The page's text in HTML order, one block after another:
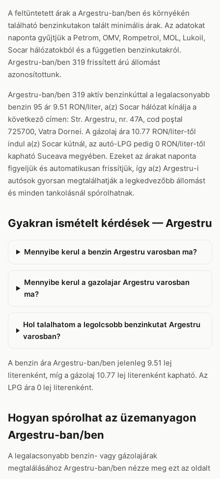
A feltüntetett árak a Argestru-ban/ben és környékén
található benzinkutakon talált minimális árak. Az adatokat
naponta gyűjtjük a Petrom, OMV, Rompetrol, MOL, Lukoil,
Socar hálózatokból és a független benzinkutakról.
Argestru-ban/ben 319 frissített árú állomást
azonosítottunk.
Argestru-ban/ben 319 aktív benzinkúttal a legalacsonyabb
benzin 95 ár 9.51 RON/liter, a(z) Socar hálózat kínálja a
következő címen: Str. Argestru, nr. 47A, cod poştal
725700, Vatra Dornei. A gázolaj ára 10.77 RON/liter-től
indul a(z) Socar kútnál, az autó-LPG pedig 0 RON/liter-től
kapható Suceava megyében. Ezeket az árakat naponta
figyeljük és automatikusan frissítjük, így a(z) Argestru-i
autósok gyorsan megtalálhatják a legkedvezőbb állomást
és minden tankolásnál spórolhatnak.
Gyakran ismételt kérdések — Argestru
Mennyibe kerul a benzin Argestru varosban ma?
Mennyibe kerul a gazolajar Argestru varosban
ma?
Hol talalhatom a legolcsobb benzinkutat Argestru
varosban?
A benzin ára Argestru-ban/ben jelenleg 9.51 lej
literenként, míg a gázolaj 10.77 lej literenként kapható. Az
LPG ára 0 lej literenként.
Hogyan spórolhat az üzemanyagon
Argestru-ban/ben
A legalacsonyabb benzin- vagy gázolajárak
megtalálásához Argestru-ban/ben nézze meg ezt az oldalt